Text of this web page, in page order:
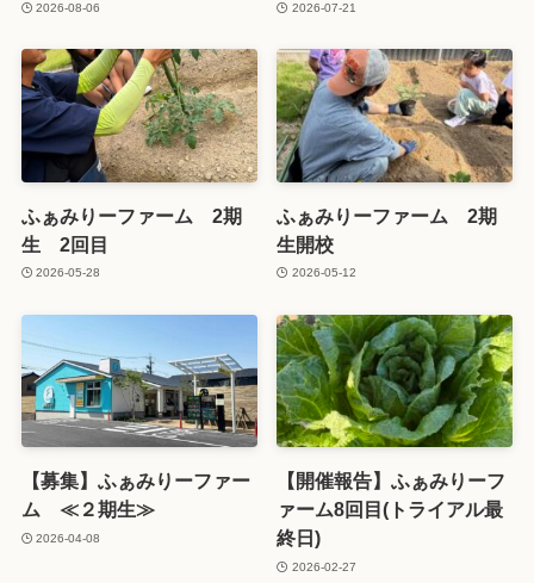
2026-08-06 2026-07-21
ふぁみりーファーム 2期
生 2回目
2026-05-28
ふぁみりーファーム 2期
生開校
2026-05-12
【募集】ふぁみりーファー
ム ≪２期生≫
2026-04-08
【開催報告】ふぁみりーフ
ァーム8回目(トライアル最
終日)
2026-02-27